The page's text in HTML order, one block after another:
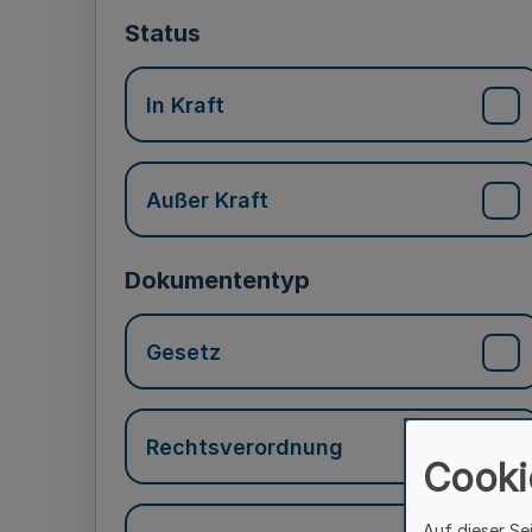
Status
In Kraft
Außer Kraft
Dokumententyp
Gesetz
Rechtsverordnung